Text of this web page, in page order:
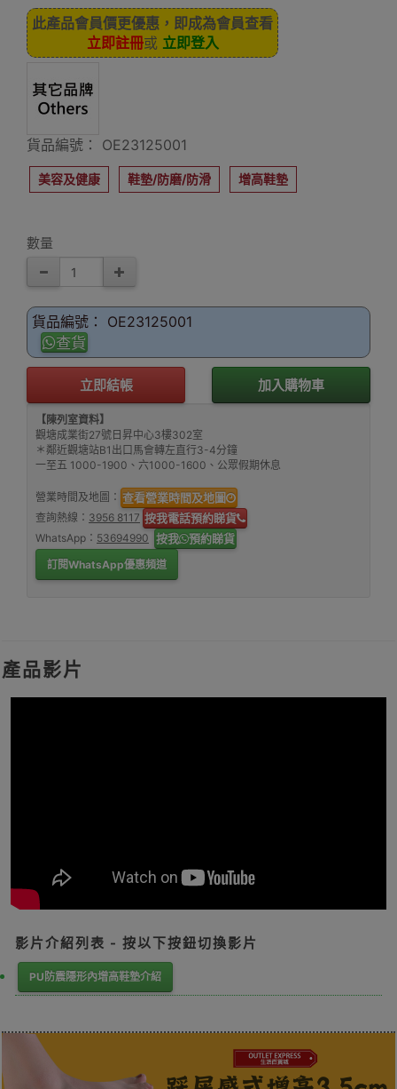
此產品會員價更優惠，即成為會員查看
立即註冊或 立即登入
貨品編號： OE23125001
美容及健康 鞋墊/防磨/防滑 增高鞋墊
數量
貨品編號： OE23125001
查貨
立即結帳 加入購物車
【陳列室資料】
觀塘成業街27號日昇中心3樓302室
＊鄰近觀塘站B1出口馬會轉左直行3-4分鐘
一至五 1000-1900、六1000-1600、公眾假期休息
營業時間及地圖： 查看營業時間及地圖
查詢熱線： 3956 8117 按我電話預約睇貨
WhatsApp： 53694990 按我 預約睇貨
訂閱WhatsApp優惠頻道
產品影片
影片介紹列表 - 按以下按鈕切換影片
PU防震隱形內增高鞋墊介紹